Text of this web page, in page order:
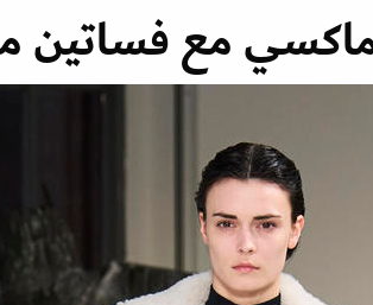
مع فساتين